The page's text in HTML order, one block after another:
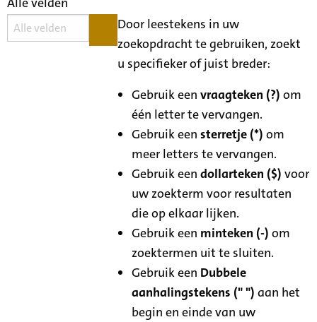
Door leestekens in uw
zoekopdracht te gebruiken, zoekt
u specifieker of juist breder:
Gebruik eenvraagteken (?) om
één letter te vervangen.
Gebruik eensterretje (*) om
meer letters te vervangen.
Gebruik eendollarteken ($) voor
uw zoekterm voor resultaten
die op elkaar lijken.
Gebruik een minteken (-) om
zoektermen uit te sluiten.
Gebruik een Dubbele
aanhalingstekens (" ") aan het
begin en einde van uw